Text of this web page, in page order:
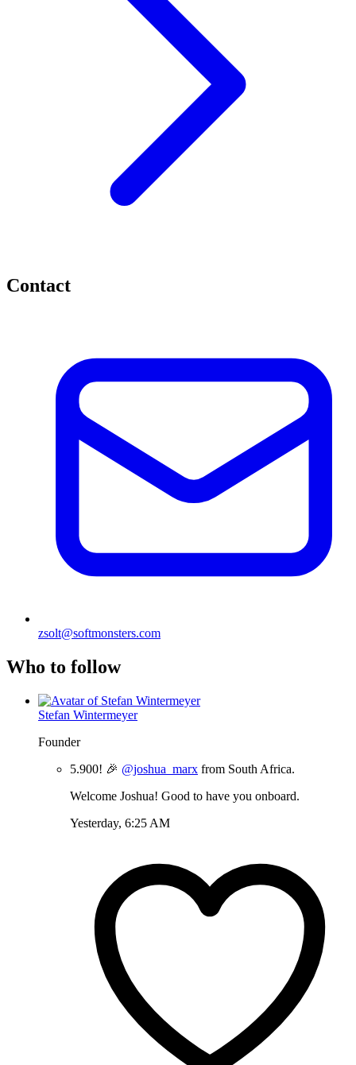
Contact
zsolt@softmonsters.com
Who to follow
Stefan Wintermeyer
Founder
5.900! 🎉 @joshua_marx from South Africa.
Welcome Joshua! Good to have you onboard.
Yesterday, 6:25 AM